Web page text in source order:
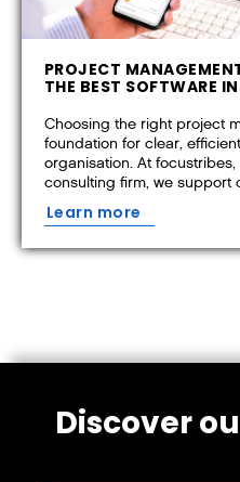
PROJECT
THE BEST SOFTWARE
Choosing the right project
foundation for clear,
organisation. At
consulting firm, we support
Learn more
Discover